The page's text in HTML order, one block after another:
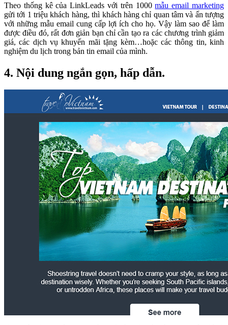
Theo thống kê của LinkLeads với trên 1000mẫu email marketing
gửi tới 1 triệu khách hàng, thì khách hàng chỉ quan tâm và ấn tượng
với những mẫu email cung cấp lợi ích cho họ. Vậy làm sao để làm
được điều đó, rất đơn giản bạn chỉ cần tạo ra các chương trình giảm
giá, các dịch vụ khuyến mãi tặng kèm…hoặc các thông tin, kinh
nghiệm du lịch trong bản tin email của mình.
4. Nội dung ngắn gọn, hấp dẫn.